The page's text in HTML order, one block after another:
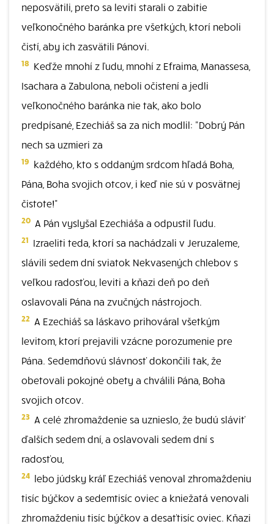
neposvätili, preto sa leviti starali o zabitie
veľkonočného baránka pre všetkých, ktorí neboli
čistí, aby ich zasvätili Pánovi.
18 Keďže mnohí z ľudu, mnohí z Efraima, Manassesa,
Isachara a Zabulona, neboli očistení a jedli
veľkonočného baránka nie tak, ako bolo
predpísané, Ezechiáš sa za nich modlil: "Dobrý Pán
nech sa uzmieri za
19 každého, kto s oddaným srdcom hľadá Boha,
Pána, Boha svojich otcov, i keď nie sú v posvätnej
čistote!"
20 A Pán vyslyšal Ezechiáša a odpustil ľudu.
21 Izraeliti teda, ktorí sa nachádzali v Jeruzaleme,
slávili sedem dní sviatok Nekvasených chlebov s
veľkou radosťou, leviti a kňazi deň po deň
oslavovali Pána na zvučných nástrojoch.
22 A Ezechiáš sa láskavo prihováral všetkým
levitom, ktorí prejavili vzácne porozumenie pre
Pána. Sedemdňovú slávnosť dokončili tak, že
obetovali pokojné obety a chválili Pána, Boha
svojich otcov.
23 A celé zhromaždenie sa uznieslo, že budú sláviť
ďalších sedem dní, a oslavovali sedem dní s
radosťou,
24 lebo júdsky kráľ Ezechiáš venoval zhromaždeniu
tisíc býčkov a sedemtisíc oviec a kniežatá venovali
zhromaždeniu tisíc býčkov a desaťtisíc oviec. Kňazi